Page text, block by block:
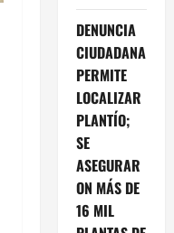
DENUNCIA
CIUDADANA
PERMITE
LOCALIZAR
PLANTÍO;
SE
ASEGURAR
ON MÁS DE
16 MIL